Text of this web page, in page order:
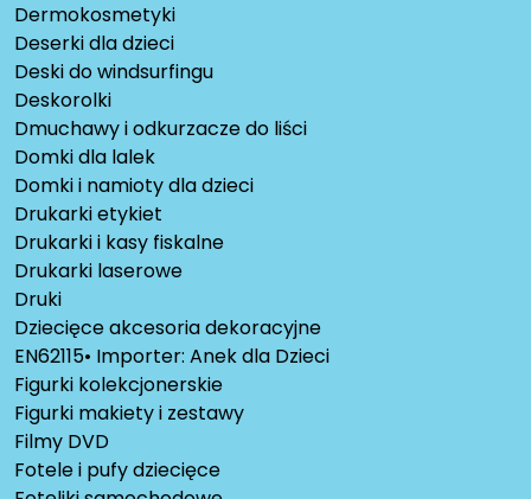
Dermokosmetyki
Deserki dla dzieci
Deski do windsurfingu
Deskorolki
Dmuchawy i odkurzacze do liści
Domki dla lalek
Domki i namioty dla dzieci
Drukarki etykiet
Drukarki i kasy fiskalne
Drukarki laserowe
Druki
Dziecięce akcesoria dekoracyjne
EN62115• Importer: Anek dla Dzieci
Figurki kolekcjonerskie
Figurki makiety i zestawy
Filmy DVD
Fotele i pufy dziecięce